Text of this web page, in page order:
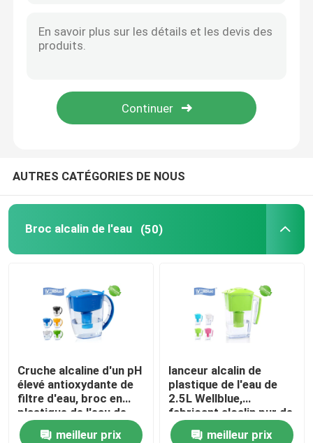
AUTRES CATÉGORIES DE NOUS
Broc alcalin de l'eau (50)
Cruche alcaline d'un pH
élevé antioxydante de
filtre d'eau, broc en
plastique de l'eau de
Wellblue
meilleur prix
lanceur alcalin de
plastique de l'eau de
2.5L Wellblue,
fabricant alcalin pur de
l'eau minérale
meilleur prix